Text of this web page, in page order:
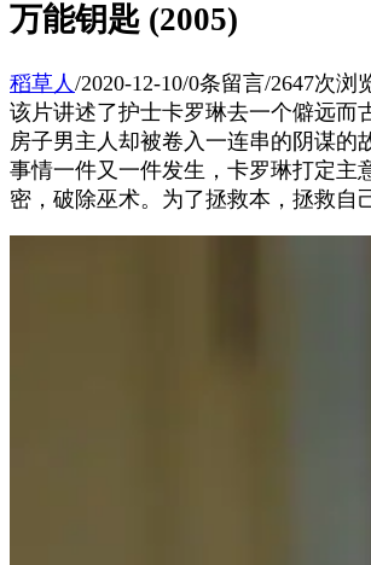
万能钥匙 (2005)
稻草人 /2020-12-10/0条留言/2647次浏
该片讲述了护士卡罗琳去一个僻远而
房子男主人却被卷入一连串的阴谋的
事情一件又一件发生，卡罗琳打定主
密，破除巫术。为了拯救本，拯救自